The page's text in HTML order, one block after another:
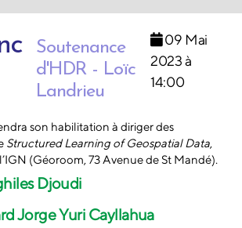
Soutenance
d'HDR - Loïc
Landrieu
09 Mai
2023 à
14:00
son habilitation à diriger des
Structured Learning of Geospatial Data,
(Géoroom, 73 Avenue de St Mandé).
Djoudi
Jorge Yuri Cayllahua